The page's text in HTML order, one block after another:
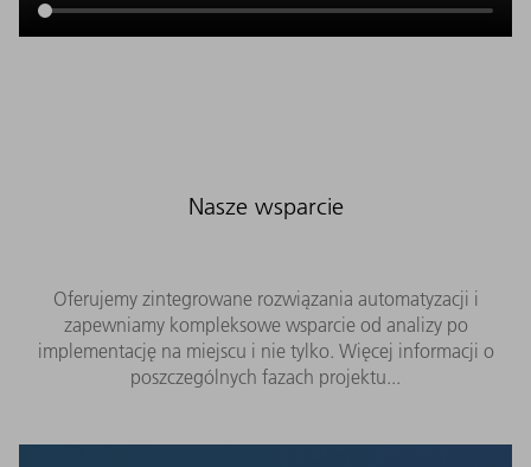
Nasze wsparcie
Oferujemy zintegrowane rozwiązania automatyzacji i
zapewniamy kompleksowe wsparcie od analizy po
implementację na miejscu i nie tylko. Więcej informacji o
poszczególnych fazach projektu...